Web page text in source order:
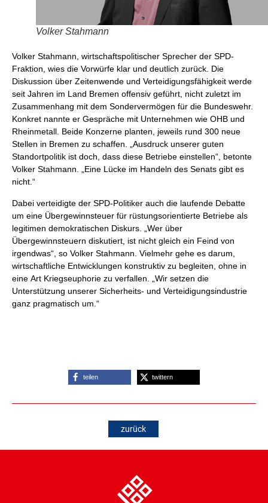
Volker Stahmann
Volker Stahmann, wirtschaftspolitischer Sprecher der SPD-
Fraktion, wies die Vorwürfe klar und deutlich zurück. Die
Diskussion über Zeitenwende und Verteidigungsfähigkeit werde
seit Jahren im Land Bremen offensiv geführt, nicht zuletzt im
Zusammenhang mit dem Sondervermögen für die Bundeswehr.
Konkret nannte er Gespräche mit Unternehmen wie OHB und
Rheinmetall. Beide Konzerne planten, jeweils rund 300 neue
Stellen in Bremen zu schaffen. „Ausdruck unserer guten
Standortpolitik ist doch, dass diese Betriebe einstellen“, betonte
Volker Stahmann. „Eine Lücke im Handeln des Senats gibt es
nicht.“
Dabei verteidigte der SPD-Politiker auch die laufende Debatte
um eine Übergewinnsteuer für rüstungsorientierte Betriebe als
legitimen demokratischen Diskurs. „Wer über
Übergewinnsteuern diskutiert, ist nicht gleich ein Feind von
irgendwas“, so Volker Stahmann. Vielmehr gehe es darum,
wirtschaftliche Entwicklungen konstruktiv zu begleiten, ohne in
eine Art Kriegseuphorie zu verfallen. „Wir setzen die
Unterstützung unserer Sicherheits- und Verteidigungsindustrie
ganz pragmatisch um.“
teilen twittern
zurück